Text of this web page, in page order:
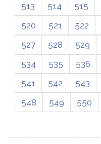
513
514 515
520
521 522
527
528 529
534
535 536
541
542 543
548
549 550